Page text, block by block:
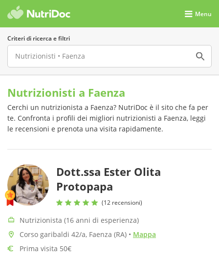
Menu
Criteri di ricerca e filtri
Nutrizionisti a Faenza
Cerchi un nutrizionista a Faenza? NutriDoc è il sito che fa per
te. Confronta i profili dei migliori nutrizionisti a Faenza, leggi
le recensioni e prenota una visita rapidamente.
Dott.ssa Ester Olita
Protopapa
(12 recensioni)
Nutrizionista (16 anni di esperienza)
Corso garibaldi 42/a, Faenza (RA) • Mappa
Prima visita 50€